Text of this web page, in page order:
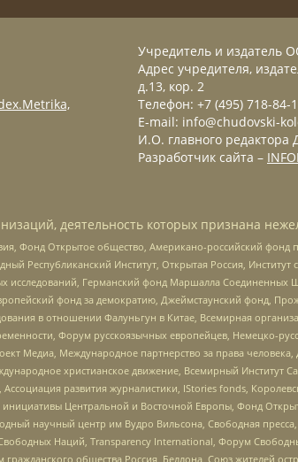
Учредитель и издатель
Адрес учредителя,
д.13, кор. 2
Телефон: +7 (495) 718-84-
E-mail: info@chudovski-
И.О. главного редактора
Разработчик сайта –
деятельность которых признана
Фонд Открытое общество, Американо-российский
Республиканский Институт, Открытая Россия,
Германский фонд Маршалла
фонд за демократию, Джеймстаунский фонд,
в отношении Фалуньгун в Китае, Всемирная
Форум русскоязычных европейцев, Немецко-
Международное партнерство за права человека,
христианское движение, Всемирный Институт
развития журналистики, IStories fonds,
Центральной и Восточной Европы, Фонд
научный центр им Вудро Вильсона, Свободная
Наций, Transparеncy International, Форум
общества Россия, Беллона, Союз жителей